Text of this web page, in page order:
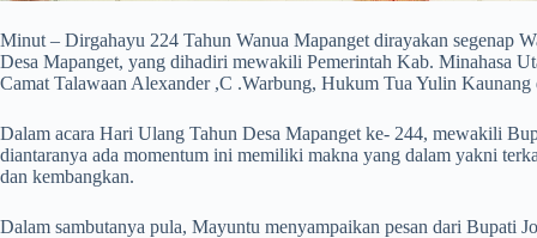
Minut – Dirgahayu 224 Tahun Wanua Mapanget dirayakan segenap
Desa Mapanget, yang dihadiri mewakili Pemerintah Kab. Minahasa
Camat Talawaan Alexander ,C .Warbung, Hukum Tua Yulin Kaunang
Dalam acara Hari Ulang Tahun Desa Mapanget ke- 244, mewakili
diantaranya ada momentum ini memiliki makna yang dalam yakni
dan kembangkan.
Dalam sambutanya pula, Mayuntu menyampaikan pesan dari Bupati